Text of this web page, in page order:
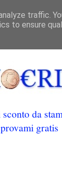
da
gratis
traffic.
to ensure